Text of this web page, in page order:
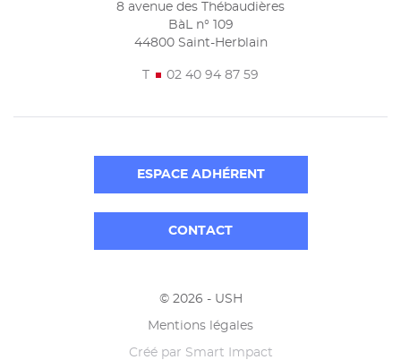
8 avenue des Thébaudières
BàL n° 109
44800 Saint-Herblain
02 40 94 87 59
ESPACE ADHÉRENT
CONTACT
© 2026 - USH
Mentions légales
Créé par Smart Impact